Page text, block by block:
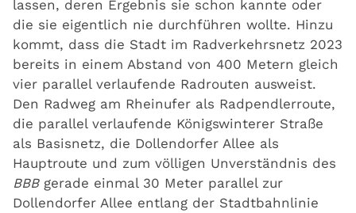
lassen, deren Ergebnis sie schon kannte oder
die sie eigentlich nie durchführen wollte. Hinzu
kommt, dass die Stadt im Radverkehrsnetz 2023
bereits in einem Abstand von 400 Metern gleich
vier parallel verlaufende Radrouten ausweist.
Den Radweg am Rheinufer als Radpendlerroute,
die parallel verlaufende Königswinterer Straße
als Basisnetz, die Dollendorfer Allee als
Hauptroute und zum völligen Unverständnis des
BBBgerade einmal 30 Meter parallel zur
Dollendorfer Allee entlang der Stadtbahnlinie